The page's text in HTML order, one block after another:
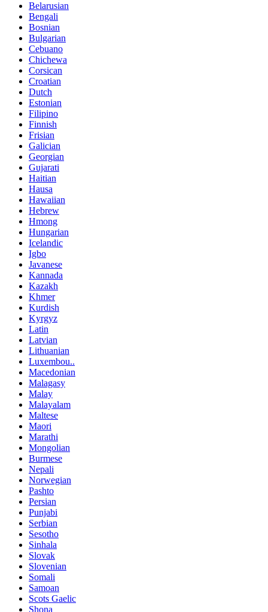
Belarusian
Bengali
Bosnian
Bulgarian
Cebuano
Chichewa
Corsican
Croatian
Dutch
Estonian
Filipino
Finnish
Frisian
Galician
Georgian
Gujarati
Haitian
Hausa
Hawaiian
Hebrew
Hmong
Hungarian
Icelandic
Igbo
Javanese
Kannada
Kazakh
Khmer
Kurdish
Kyrgyz
Latin
Latvian
Lithuanian
Luxembou..
Macedonian
Malagasy
Malay
Malayalam
Maltese
Maori
Marathi
Mongolian
Burmese
Nepali
Norwegian
Pashto
Persian
Punjabi
Serbian
Sesotho
Sinhala
Slovak
Slovenian
Somali
Samoan
Scots Gaelic
Shona